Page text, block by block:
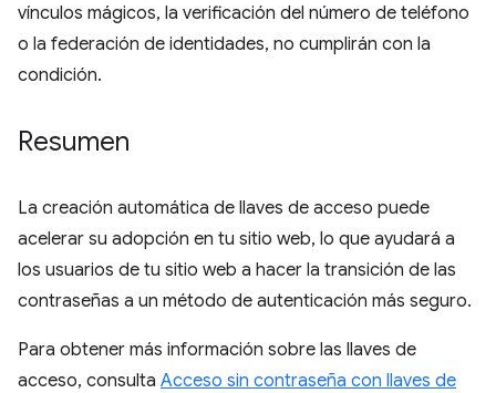
vínculos mágicos, la verificación del número de teléfono
o la federación de identidades, no cumplirán con la
condición.
Resumen
La creación automática de llaves de acceso puede
acelerar su adopción en tu sitio web, lo que ayudará a
los usuarios de tu sitio web a hacer la transición de las
contraseñas a un método de autenticación más seguro.
Para obtener más información sobre las llaves de
acceso, consulta Acceso sin contraseña con llaves de